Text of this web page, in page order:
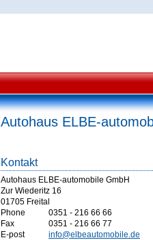
Autohaus ELBE-
Kontakt
Autohaus ELBE-automobile GmbH
Zur Wiederitz 16
01705 Freital
Phone
0351 - 216 66 66
Fax
0351 - 216 66 77
E-post
info@elbeautomobile.de